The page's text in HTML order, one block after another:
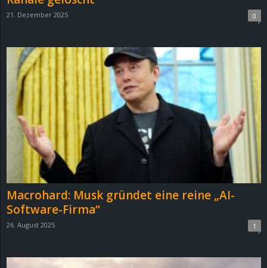
21. Dezember 2025 0
Macrohard: Musk gründet eine reine „AI-
Software-Firma“
26. August 2025 1